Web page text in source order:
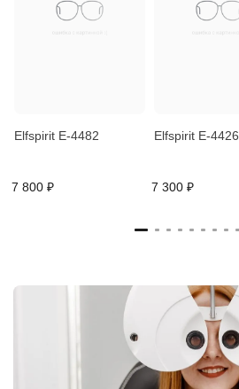
Elfspirit E-4482
7 800 ₽
Elfspirit E-4426
7 300 ₽